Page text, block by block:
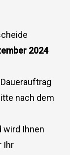
2024
nach dem
wird Ihnen
Ihr